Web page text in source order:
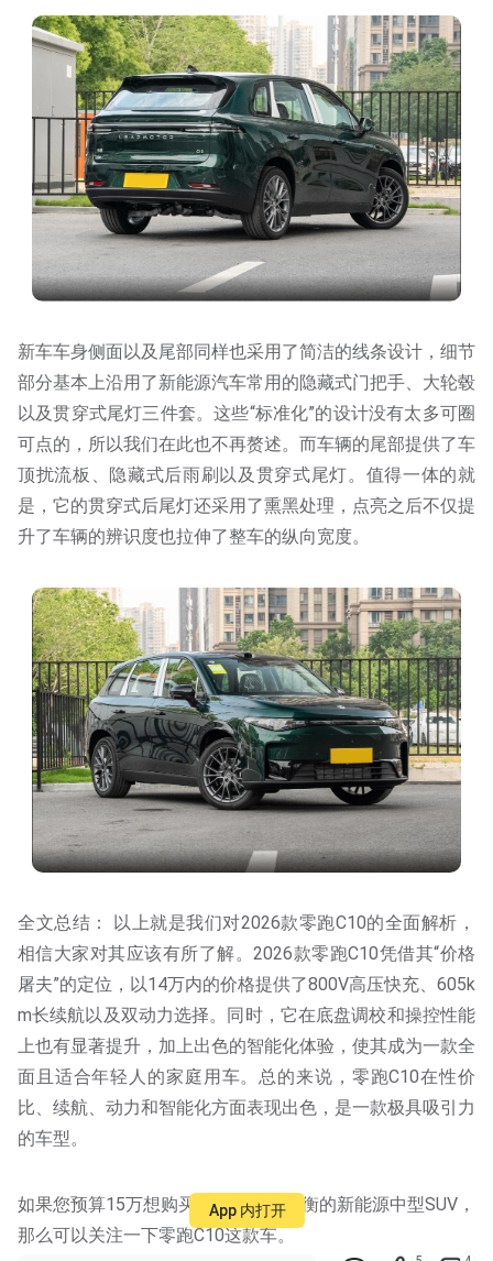
新车车身侧面以及尾部同样也采用了简洁的线条设计，细节
部分基本上沿用了新能源汽车常用的隐藏式门把手、大轮毂
以及贯穿式尾灯三件套。这些“标准化”的设计没有太多可圈
可点的，所以我们在此也不再赘述。而车辆的尾部提供了车
顶扰流板、隐藏式后雨刷以及贯穿式尾灯。值得一体的就
是，它的贯穿式后尾灯还采用了熏黑处理，点亮之后不仅提
升了车辆的辨识度也拉伸了整车的纵向宽度。
全文总结： 以上就是我们对2026款零跑C10的全面解析，
相信大家对其应该有所了解。2026款零跑C10凭借其“价格
屠夫”的定位，以14万内的价格提供了800V高压快充、605k
m长续航以及双动力选择。同时，它在底盘调校和操控性能
上也有显著提升，加上出色的智能化体验，使其成为一款全
面且适合年轻人的家庭用车。总的来说，零跑C10在性价
比、续航、动力和智能化方面表现出色，是一款极具吸引力
的车型。
如果您预算15万想购买一台产品力均衡的新能源中型SUV，
那么可以关注一下零跑C10这款车。
App 内打开